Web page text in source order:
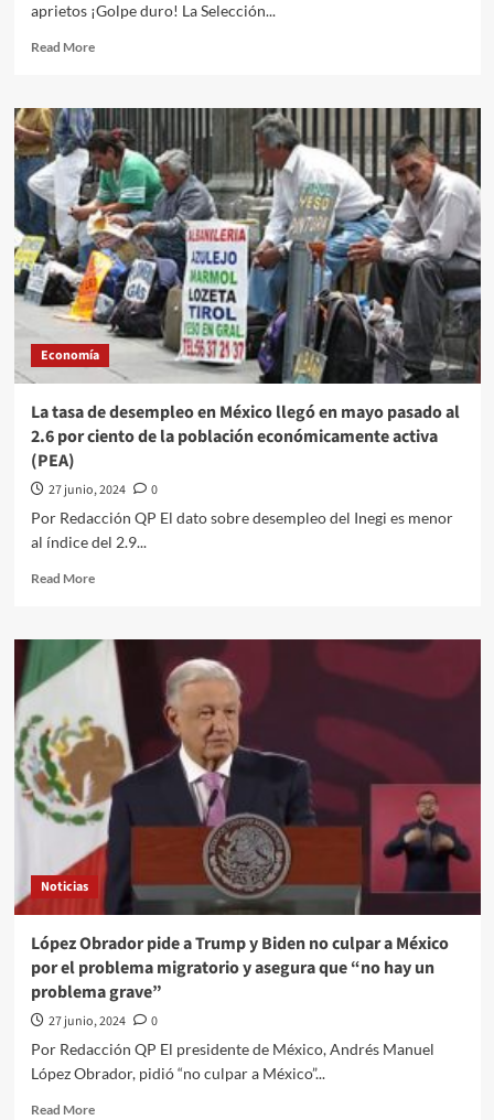
aprietos ¡Golpe duro! La Selección...
Read MoreRead
México
necesita
ESTO
para
avanzar
a
cuartos
de
final
de
la
Copa
América
Economía
La tasa de desempleo en México llegó en mayo pasado al
2.6 por ciento de la población económicamente activa
(PEA)
27 junio, 2024
0
Por Redacción QP El dato sobre desempleo del Inegi es menor
al índice del 2.9...
Read MoreRead
La
tasa
de desempleo en México llegó
en mayo pasado
al
2.6
ciento
de
la
población
(PEA)
Noticias
López Obrador pide a Trump y Biden no culpar a México
por el problema migratorio y asegura que “no hay un
problema grave”
27 junio, 2024
0
Por Redacción QP El presidente de México, Andrés Manuel
López Obrador, pidió “no culpar a México”...
Read MoreRead